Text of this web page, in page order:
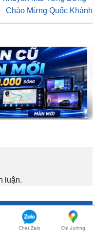
Chào Mừng Quốc Khánh
luận.
Chat Zalo Chỉ đường